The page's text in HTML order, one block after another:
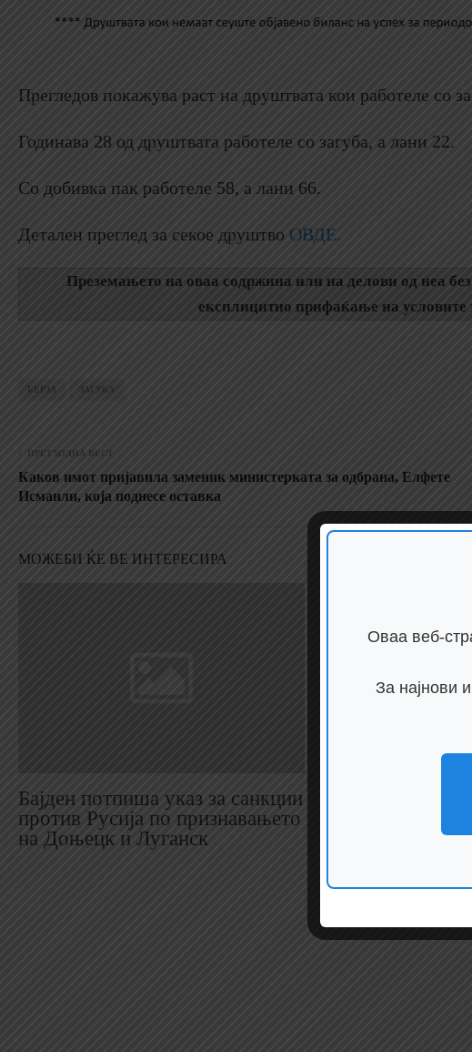
Прегледов покажува раст на друштвата кои работеле со
Годинава 28 од друштвата работеле со загуба, а лани 22.
Со добивка пак работеле 58, а лани 66.
Детален преглед за секое друштво ОВДЕ.
Преземањето на оваа содржина или на делови од неа
експлицитно прифаќање на условите
БЕРЗА ЗАГУБА
ПРЕТХОДНА ВЕСТ
Каков имот пријавила заменик министерката за одбрана, Елфете
Исмаили, која поднесе оставка
МОЖЕБИ ЌЕ ВЕ ИНТЕРЕСИРА
Бајден потпиша указ за санкции
против Русија по признавањето
на Доњецк и Луганск
дијабет,
заболувања кај
Оваа веб-
За најнови